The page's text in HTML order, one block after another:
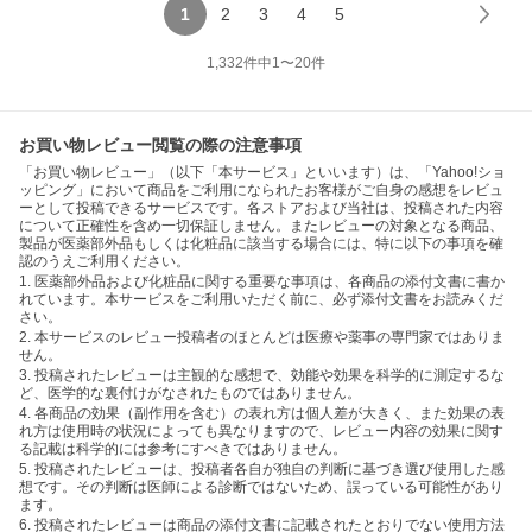
1 2 3 4 5
1,332件中1〜20件
お買い物レビュー閲覧の際の注意事項
「お買い物レビュー」（以下「本サービス」といいます）は、「Yahoo!ショ
ッピング」において商品をご利用になられたお客様がご自身の感想をレビュ
ーとして投稿できるサービスです。各ストアおよび当社は、投稿された内容
について正確性を含め一切保証しません。またレビューの対象となる商品、
製品が医薬部外品もしくは化粧品に該当する場合には、特に以下の事項を確
認のうえご利用ください。
1. 医薬部外品および化粧品に関する重要な事項は、各商品の添付文書に書か
れています。本サービスをご利用いただく前に、必ず添付文書をお読みくだ
さい。
2. 本サービスのレビュー投稿者のほとんどは医療や薬事の専門家ではありま
せん。
3. 投稿されたレビューは主観的な感想で、効能や効果を科学的に測定するな
ど、医学的な裏付けがなされたものではありません。
4. 各商品の効果（副作用を含む）の表れ方は個人差が大きく、また効果の表
れ方は使用時の状況によっても異なりますので、レビュー内容の効果に関す
る記載は科学的には参考にすべきではありません。
5. 投稿されたレビューは、投稿者各自が独自の判断に基づき選び使用した感
想です。その判断は医師による診断ではないため、誤っている可能性があり
ます。
6. 投稿されたレビューは商品の添付文書に記載されたとおりでない使用方法